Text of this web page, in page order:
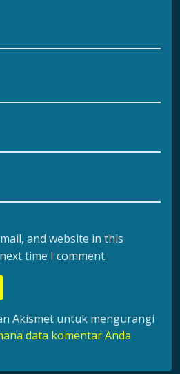
and website in this
time I comment.
Akismet untuk mengurangi
data komentar Anda